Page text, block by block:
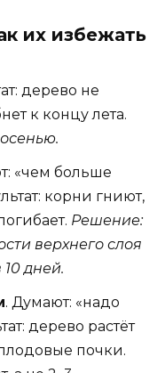
их избежать
дерево не
к концу лета.
«чем больше
корни гниют,
Решение:
верхнего слоя
дней.
. Думают: «надо
дерево растёт
почки.